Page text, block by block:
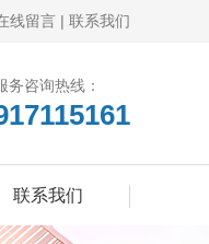
线留言 | 联系我们
务咨询热线：
联系我们